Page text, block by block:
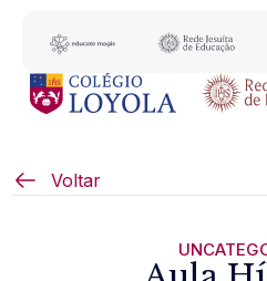
Voltar